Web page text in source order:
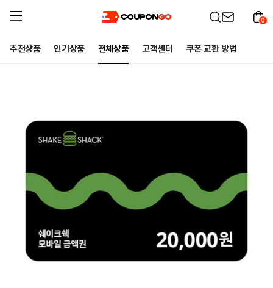
추천상품 인기상품 전체상품 고객센터 쿠폰 교환 방법
0